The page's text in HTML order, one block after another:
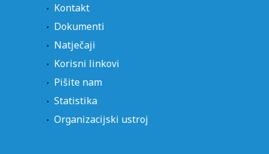
Kontakt
Dokumenti
Natječaji
Korisni linkovi
Pišite nam
Statistika
Organizacijski ustroj